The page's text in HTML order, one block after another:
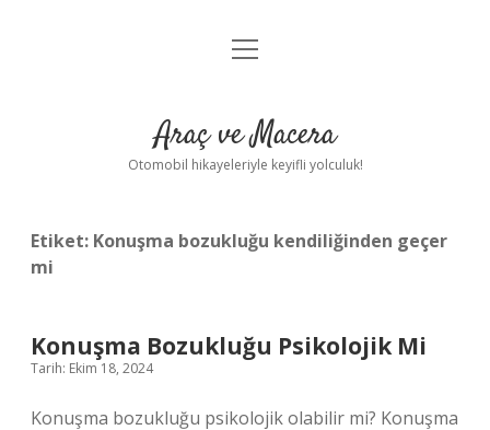
Anasayfa
Yasal Uyarı
menüyü
Araç ve Macera
Otomobil hikayeleriyle keyifli yolculuk!
Etiket: Konuşma bozukluğu kendiliğinden geçer
mi
Konuşma Bozukluğu Psikolojik Mi
Tarih: Ekim 18, 2024
Konuşma bozukluğu psikolojik olabilir mi? Konuşma